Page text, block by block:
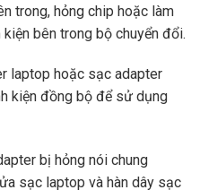
trong, hỏng chip hoặc làm
bên trong bộ chuyển đổi.
laptop hoặc sạc adapter
kiện đồng bộ để sử dụng
bị hỏng nói chung
sạc laptop và hàn dây sạc